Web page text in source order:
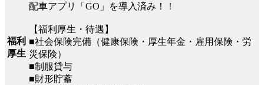
福利
厚生
配車アプリ「GO」を導入済み！！
【福利厚生・待遇】
■社会保険完備（健康保険・厚生年金・雇用保険・労
災保険）
■制服貸与
■財形貯蓄